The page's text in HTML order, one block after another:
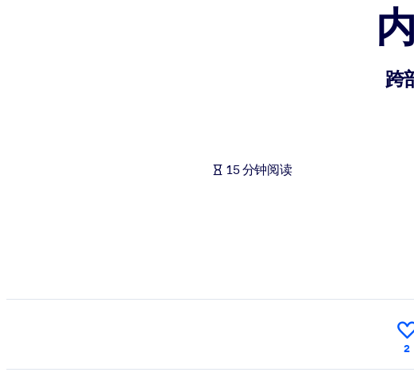
利用可靠、结构化的知识为您的人工智能系统提供动力，以改善输出结果。
跨
15 分钟阅读
2